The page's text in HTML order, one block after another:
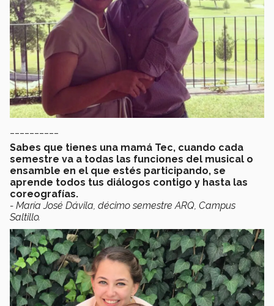
Sabes que tienes una mamá Tec, cuando cada
semestre va a todas las funciones del musical o
ensamble en el que estés participando, se
aprende todos tus diálogos contigo y hasta las
coreografías.
- María José Dávila, décimo semestre ARQ, Campus
Saltillo.